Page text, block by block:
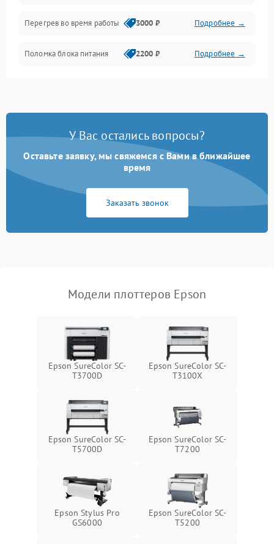
Корпус/Герметичность
Интерфейсы
Перегрев во время работы 3000 ₽ Подробнее →
Поломка блока питания 2200 ₽ Подробнее →
У Вас остались вопросы?
Оставьте заявку, мы свяжемся с Вами в ближайшее
время
Заказать звонок
Модели плоттеров Epson
Epson SureColor SC-
T3700D
Epson SureColor SC-
T3100X
Epson SureColor SC-
T5700D
Epson SureColor SC-
T7200
Epson Stylus Pro
GS6000
Epson SureColor SC-
T5200